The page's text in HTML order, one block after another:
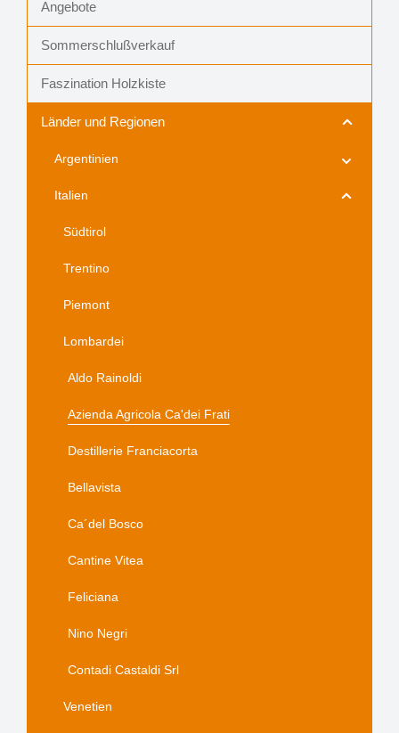
Angebote
Sommerschlußverkauf
Faszination Holzkiste
Länder und Regionen
Argentinien
Italien
Südtirol
Trentino
Piemont
Lombardei
Aldo Rainoldi
Azienda Agricola Ca'dei Frati
Destillerie Franciacorta
Bellavista
Ca´del Bosco
Cantine Vitea
Feliciana
Nino Negri
Contadi Castaldi Srl
Venetien